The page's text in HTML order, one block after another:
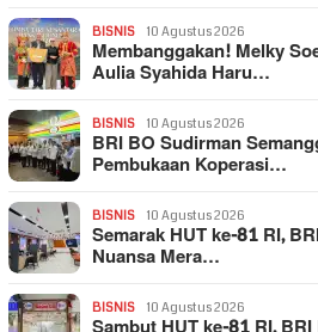
BISNIS 10 Agustus 2026
Membanggakan! Melky
Aulia Syahida Haru…
BISNIS 10 Agustus 2026
BRI BO Sudirman
Pembukaan Koperasi…
BISNIS 10 Agustus 2026
Semarak HUT ke-81 RI,
Nuansa Mera…
BISNIS 10 Agustus 2026